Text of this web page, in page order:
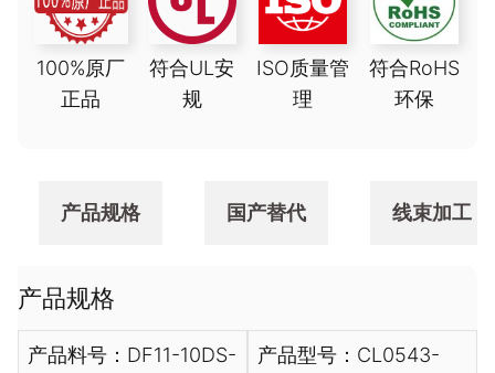
100%原厂
正品
符合UL安
规
ISO质量管
理
符合RoHS
环保
产品规格 国产替代 线束加工
产品规格
产品料号：DF11-10DS-
产品型号：CL0543-